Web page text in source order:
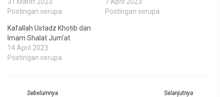
Postingan serupa
Postingan serupa
Kafallah Ustadz Khotib dan
Imam Shalat Jum’at
14 April 2023
Postingan serupa
Sebelumnya Selanjutnya